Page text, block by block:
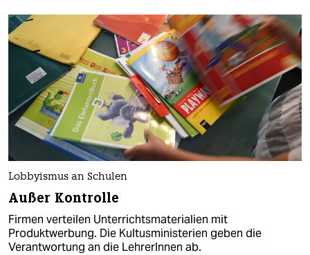
Lobbyismus an Schulen
Außer Kontrolle
Firmen verteilen Unterrichtsmaterialien mit
Produktwerbung. Die Kultusministerien geben die
Verantwortung an die LehrerInnen ab.